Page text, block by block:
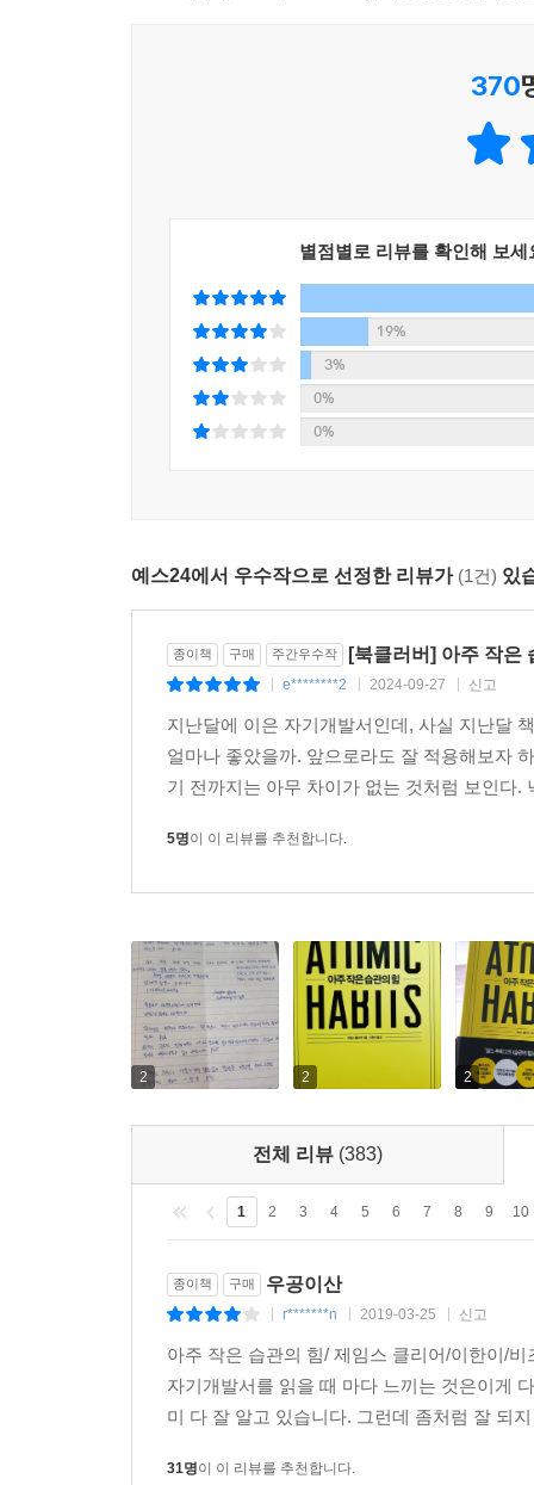
370
별점별로 리뷰를 확인해 보세
19%
3%
0%
0%
예스24에서 우수작으로 선정한 리뷰가 (1건) 있
종이책 구매 주간우수작 [북클러버] 아주 작은
e********2 2024-09-27 신고
지난달에 이은 자기개발서인데, 사실 지난달
얼마나 좋았을까. 앞으로라도 잘 적용해보자
기 전까지는 아무 차이가 없는 것처럼 보인다
5명이 이 리뷰를 추천합니다.
2 2 2
전체 리뷰 (383)
1 2 3 4 5 6 7 8 9 10
종이책 구매 우공이산
r*******n 2019-03-25 신고
아주 작은 습관의 힘/ 제임스 클리어/이한이/
자기개발서를 읽을 때 마다 느끼는 것은이게
미 다 잘 알고 있습니다. 그런데 좀처럼 잘 되
31명이 이 리뷰를 추천합니다.